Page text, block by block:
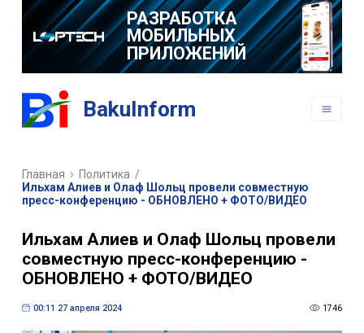
РАЗРАБОТКА
МОБИЛЬНЫХ
ПРИЛОЖЕНИЙ
BakuInform
Главная Политика /
Ильхам Алиев и Олаф Шольц провели совместную
пресс-конференцию - ОБНОВЛЕНО + ФОТО/ВИДЕО
Ильхам Алиев и Олаф Шольц провели
совместную пресс-конференцию -
ОБНОВЛЕНО + ФОТО/ВИДЕО
00:11 27 апреля 2024 1746